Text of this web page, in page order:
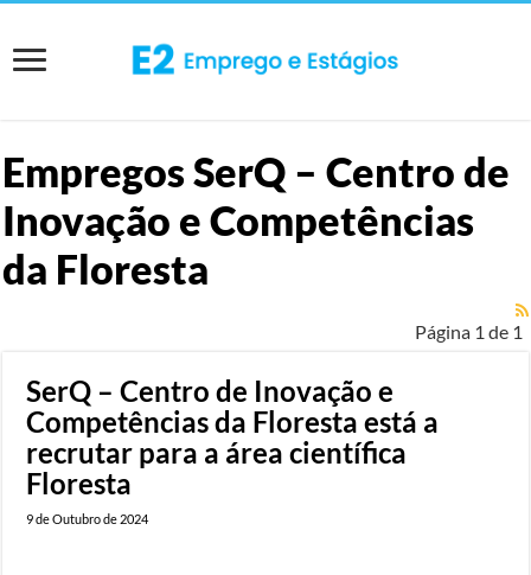
EmpregosSerQ – Centro de
Inovação e Competências
da Floresta
Página 1 de 1
SerQ – Centro de Inovação e
Competências da Floresta está a
recrutar para a área científica
Floresta
9 de Outubro de 2024